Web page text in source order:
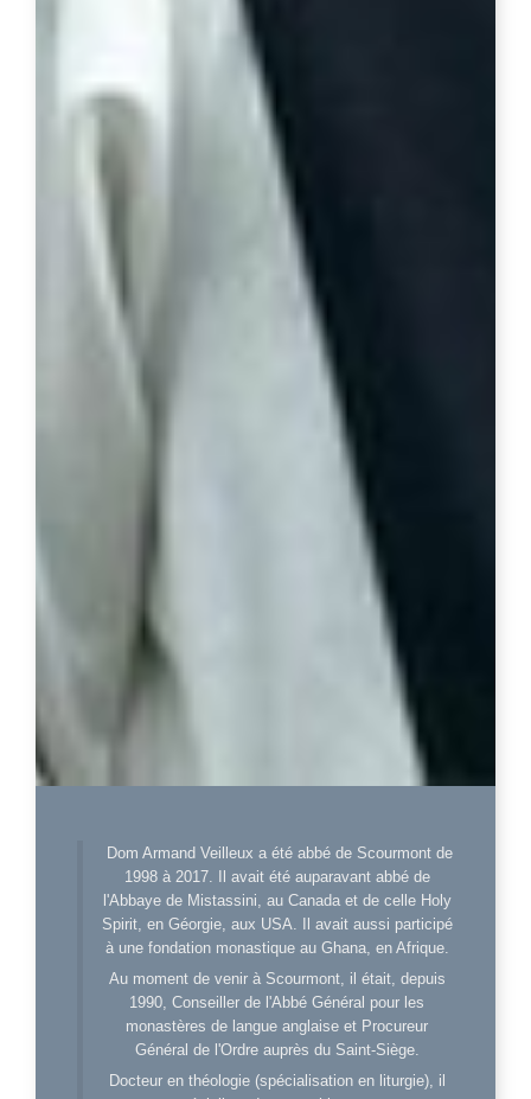
Dom Armand Veilleux a été abbé de Scourmont de
1998 à 2017. Il avait été auparavant abbé de
l'Abbaye de Mistassini, au Canada et de celle Holy
Spirit, en Géorgie, aux USA. Il avait aussi participé
à une fondation monastique au Ghana, en Afrique.
Au moment de venir à Scourmont, il était, depuis
1990, Conseiller de l'Abbé Général pour les
monastères de langue anglaise et Procureur
Général de l'Ordre auprès du Saint-Siège.
Docteur en théologie (spécialisation en liturgie), il